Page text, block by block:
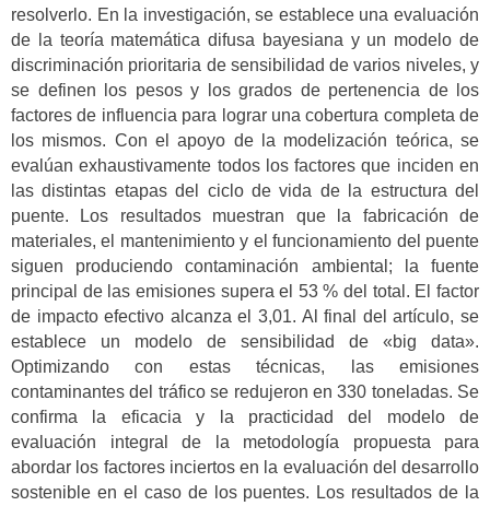
resolverlo. En la investigación, se establece una evaluación
de la teoría matemática difusa bayesiana y un modelo de
discriminación prioritaria de sensibilidad de varios niveles, y
se definen los pesos y los grados de pertenencia de los
factores de influencia para lograr una cobertura completa de
los mismos. Con el apoyo de la modelización teórica, se
evalúan exhaustivamente todos los factores que inciden en
las distintas etapas del ciclo de vida de la estructura del
puente. Los resultados muestran que la fabricación de
materiales, el mantenimiento y el funcionamiento del puente
siguen produciendo contaminación ambiental; la fuente
principal de las emisiones supera el 53 % del total. El factor
de impacto efectivo alcanza el 3,01. Al final del artículo, se
establece un modelo de sensibilidad de «big data».
Optimizando con estas técnicas, las emisiones
contaminantes del tráfico se redujeron en 330 toneladas. Se
confirma la eficacia y la practicidad del modelo de
evaluación integral de la metodología propuesta para
abordar los factores inciertos en la evaluación del desarrollo
sostenible en el caso de los puentes. Los resultados de la